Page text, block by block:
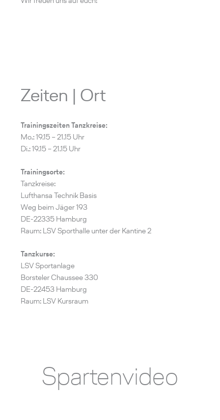
Zeiten | Ort
Trainingszeiten Tanzkreise:
Mo.: 19.15 – 21.15 Uhr
Di.: 19.15 – 21.15 Uhr
Trainingsorte:
Tanzkreise:
Lufthansa Technik Basis
Weg beim Jäger 193
DE-22335 Hamburg
Raum: LSV Sporthalle unter der Kantine 2
Tanzkurse:
LSV Sportanlage
Borsteler Chaussee 330
DE-22453 Hamburg
Raum: LSV Kursraum
Spartenvideo